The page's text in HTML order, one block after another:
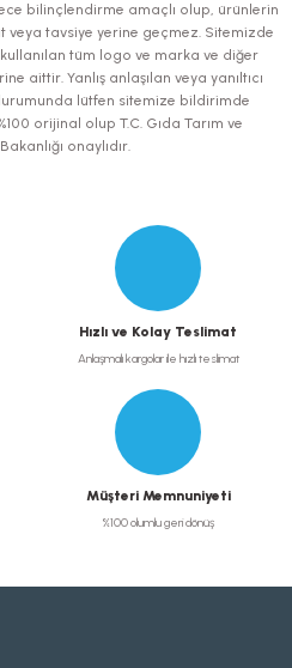
olmalı.
bilinçlendirme amaçlı olup, ürünlerin
veya tavsiye yerine geçmez. Sitemizde
tüm logo ve marka ve diğer
aittir. Yanlış anlaşılan veya yanıltıcı
lütfen sitemize bildirimde
orijinal olup T.C. Gıda Tarım ve
onaylıdır.
Hızlı ve Kolay Teslimat
Anlaşmalı kargolar ile hızlı teslimat
Müşteri Memnuniyeti
%100 olumlu geri dönüş